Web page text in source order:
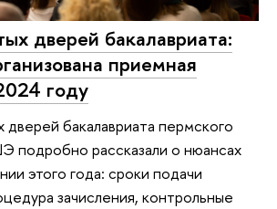
дверей бакалавриата:
приемная
году
бакалавриата пермского
подробно рассказали о нюансах
этого года: сроки подачи
зачисления, контрольные